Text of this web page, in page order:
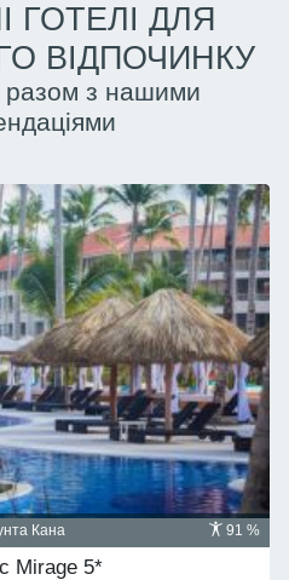
ГОТЕЛІ ДЛЯ
ВІДПОЧИНКУ
разом з нашими
91 %
Кана
Mirage 5*